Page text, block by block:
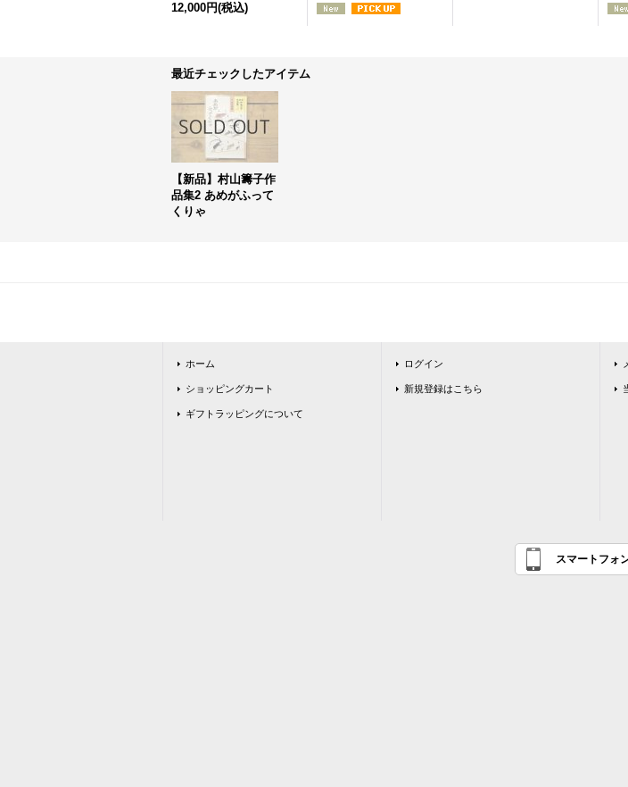
12,000円(税込)
最近チェックしたアイテム
【新品】村山籌子作
品集2 あめがふって
くりゃ
ホーム
ショッピングカート
ギフトラッピングについて
ログイン
新規登録はこちら
スマートフォ